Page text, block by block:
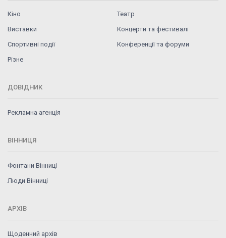
Кіно
Театр
Виставки
Концерти та фестивалі
Спортивні події
Конференції та форуми
Різне
ДОВІДНИК
Рекламна агенція
ВІННИЦЯ
Фонтани Вінниці
Люди Вінниці
АРХІВ
Щоденний архів